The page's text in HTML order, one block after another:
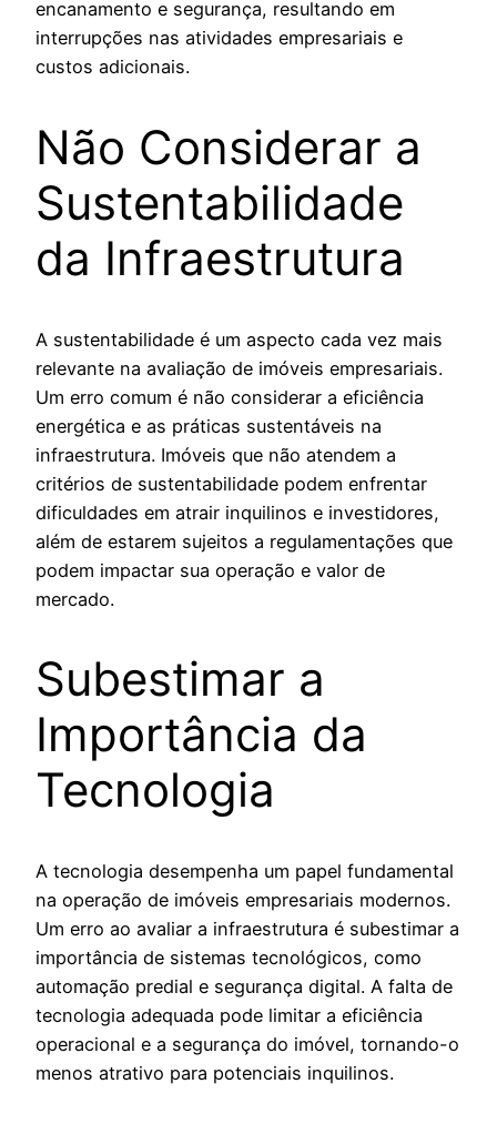
encanamento e segurança, resultando em
interrupções nas atividades empresariais e
custos adicionais.
Não Considerar a
Sustentabilidade
da Infraestrutura
A sustentabilidade é um aspecto cada vez mais
relevante na avaliação de imóveis empresariais.
Um erro comum é não considerar a eficiência
energética e as práticas sustentáveis na
infraestrutura. Imóveis que não atendem a
critérios de sustentabilidade podem enfrentar
dificuldades em atrair inquilinos e investidores,
além de estarem sujeitos a regulamentações que
podem impactar sua operação e valor de
mercado.
Subestimar a
Importância da
Tecnologia
A tecnologia desempenha um papel fundamental
na operação de imóveis empresariais modernos.
Um erro ao avaliar a infraestrutura é subestimar a
importância de sistemas tecnológicos, como
automação predial e segurança digital. A falta de
tecnologia adequada pode limitar a eficiência
operacional e a segurança do imóvel, tornando-o
menos atrativo para potenciais inquilinos.